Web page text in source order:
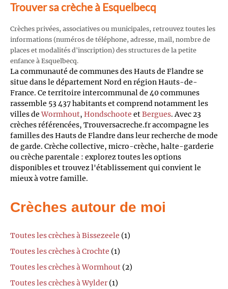
Trouver sa crèche à Esquelbecq
Crèches privées, associatives ou municipales, retrouvez toutes les
informations (numéros de téléphone, adresse, mail, nombre de
places et modalités d'inscription) des structures de la petite
enfance à Esquelbecq.
La communauté de communes des Hauts de Flandre se
situe dans le département Nord en région Hauts-de-
France. Ce territoire intercommunal de 40 communes
rassemble 53 437 habitants et comprend notamment les
villes deWormhout, Hondschoote etBergues. Avec 23
crèches référencées, Trouversacreche.fr accompagne les
familles des Hauts de Flandre dans leur recherche de mode
de garde. Crèche collective, micro-crèche, halte-garderie
ou crèche parentale : explorez toutes les options
disponibles et trouvez l'établissement qui convient le
mieux à votre famille.
Crèches autour de moi
Toutes les crèches à Bissezeele (1)
Toutes les crèches à Crochte (1)
Toutes les crèches à Wormhout (2)
Toutes les crèches à Wylder (1)